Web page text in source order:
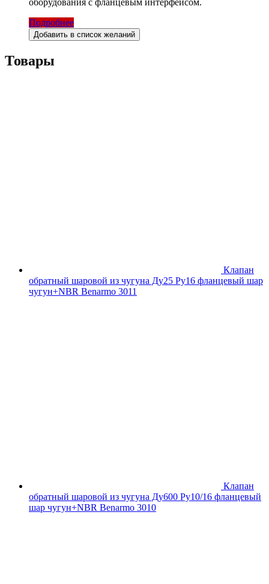
Подробнее
Добавить в список желаний
Товары
Клапан
обратный шаровой из чугуна Ду25 Ру16 фланцевый шар
чугун+NBR Benarmo 3011
Клапан
обратный шаровой из чугуна Ду600 Ру10/16 фланцевый
шар чугун+NBR Benarmo 3010